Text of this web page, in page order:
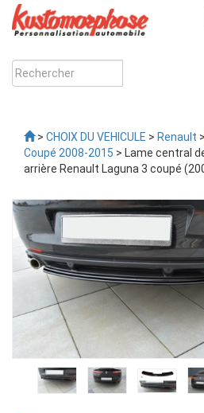
> CHOIX DU VEHICULE > Renault >
Coupé 2008-2015 > Lame central
arrière Renault Laguna 3 coupé